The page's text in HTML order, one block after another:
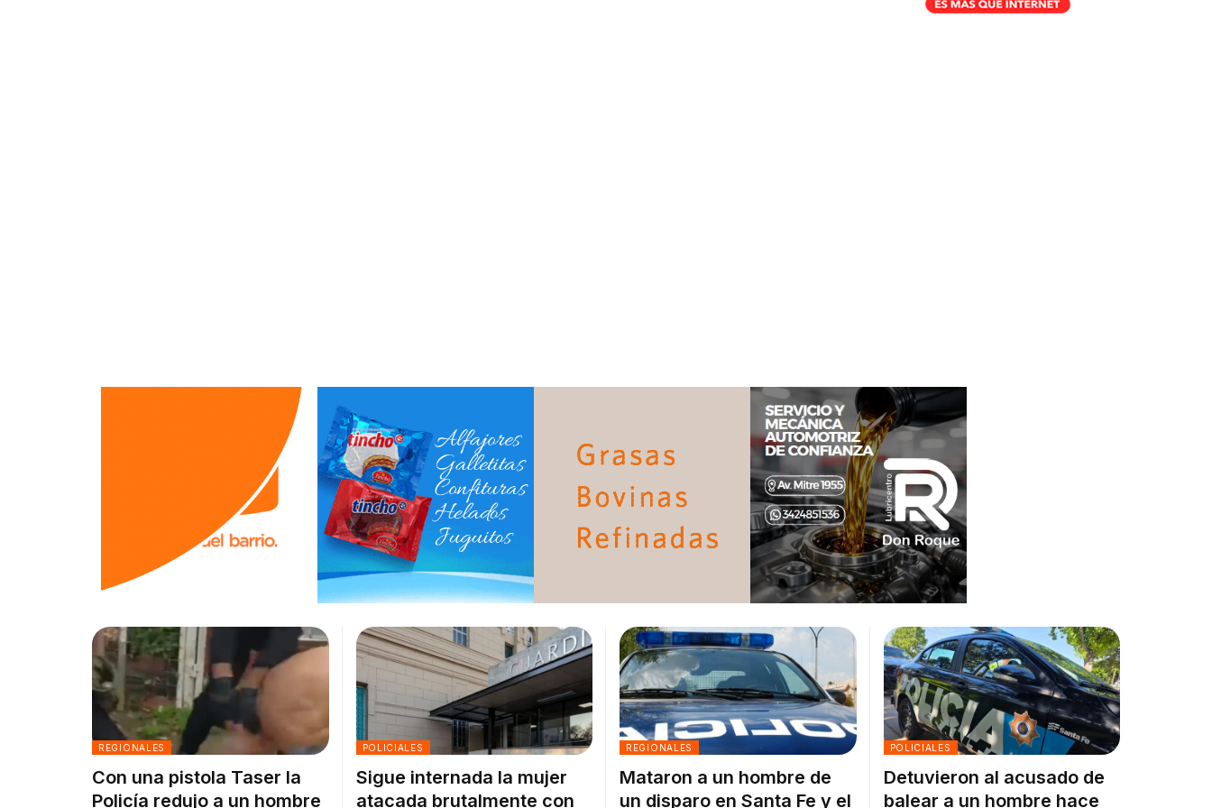
REGIONALES
Con una pistola Taser la
Policía redujo a un hombre
POLICIALES
Sigue internada la mujer
atacada brutalmente con
REGIONALES
Mataron a un hombre de
un disparo en Santa Fe y el
POLICIALES
Detuvieron al acusado de
balear a un hombre hace